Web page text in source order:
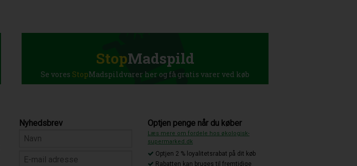
StopMadspild
Se vores StopMadspildvarer her og få gratis varer ved køb
Nyhedsbrev Optjen penge når du køber
Læs mere om fordele hos økologisk-
supermarked.dk
Optjen 2 % loyalitetsrabat på dit køb
Rabatten kan bruges til fremtidige